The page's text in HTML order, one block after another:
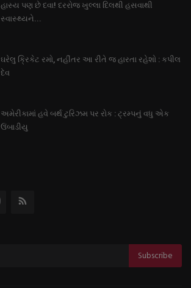
હાસ્ય પણ છે દવા! દરરોજ ખુલ્લા દિલથી હસવાથી
સ્વાસ્થ્યને...
ઘરેલુ ક્રિકેટ રમો, નહીંતર આ રીતે જ હારતા રહેશો : કપીલ
દેવ
અમેરીકામાં હવે બર્થ ટુરિઝમ પર રોક : ટ્રમ્પનું વધુ એક
ઉંબાડીયુ
Subscribe